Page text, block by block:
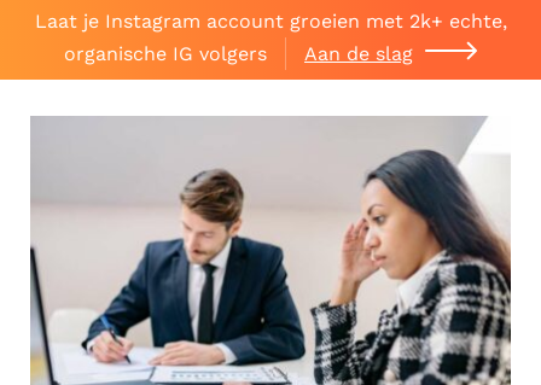
Laat je Instagram account groeien met 2k+ echte,
organische IG volgers
Aan de slag